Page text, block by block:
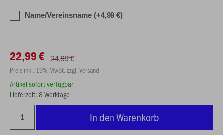
Name/Vereinsname (+4,99 €)
22,99 € 24,99 €
Preis inkl. 19% MwSt. zzgl. Versand
Artikel sofort verfügbar
Lieferzeit: 8 Werktage
In den Warenkorb